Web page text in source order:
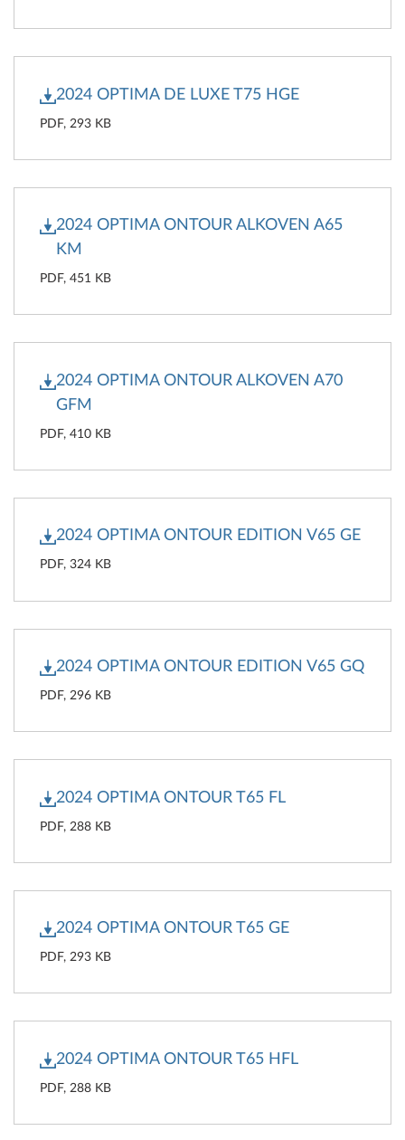
2024 OPTIMA DE LUXE T75 HGE
PDF, 293 KB
2024 OPTIMA ONTOUR ALKOVEN A65
KM
PDF, 451 KB
2024 OPTIMA ONTOUR ALKOVEN A70
GFM
PDF, 410 KB
2024 OPTIMA ONTOUR EDITION V65 GE
PDF, 324 KB
2024 OPTIMA ONTOUR EDITION V65 GQ
PDF, 296 KB
2024 OPTIMA ONTOUR T65 FL
PDF, 288 KB
2024 OPTIMA ONTOUR T65 GE
PDF, 293 KB
2024 OPTIMA ONTOUR T65 HFL
PDF, 288 KB